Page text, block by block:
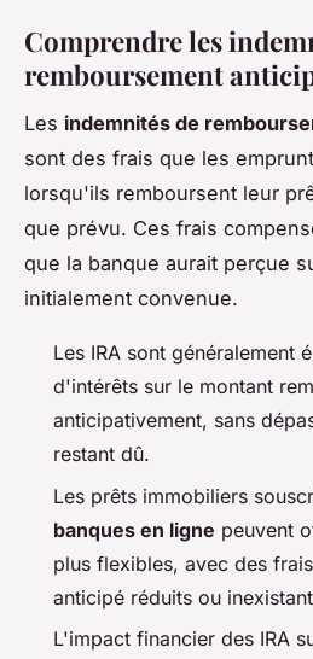
Comprendre les
remboursement
Les indemnités de
sont des frais que les
lorsqu'ils remboursent leur
que prévu. Ces frais
que la banque aurait perçue
initialement convenue.
Les IRA sont généralement
d'intérêts sur le montant
anticipativement, sans
restant dû.
Les prêts immobiliers
banques en ligne peuvent
plus flexibles, avec des
anticipé réduits ou
L'impact financier des IRA